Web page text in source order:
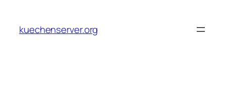
content
kuechenserver.org